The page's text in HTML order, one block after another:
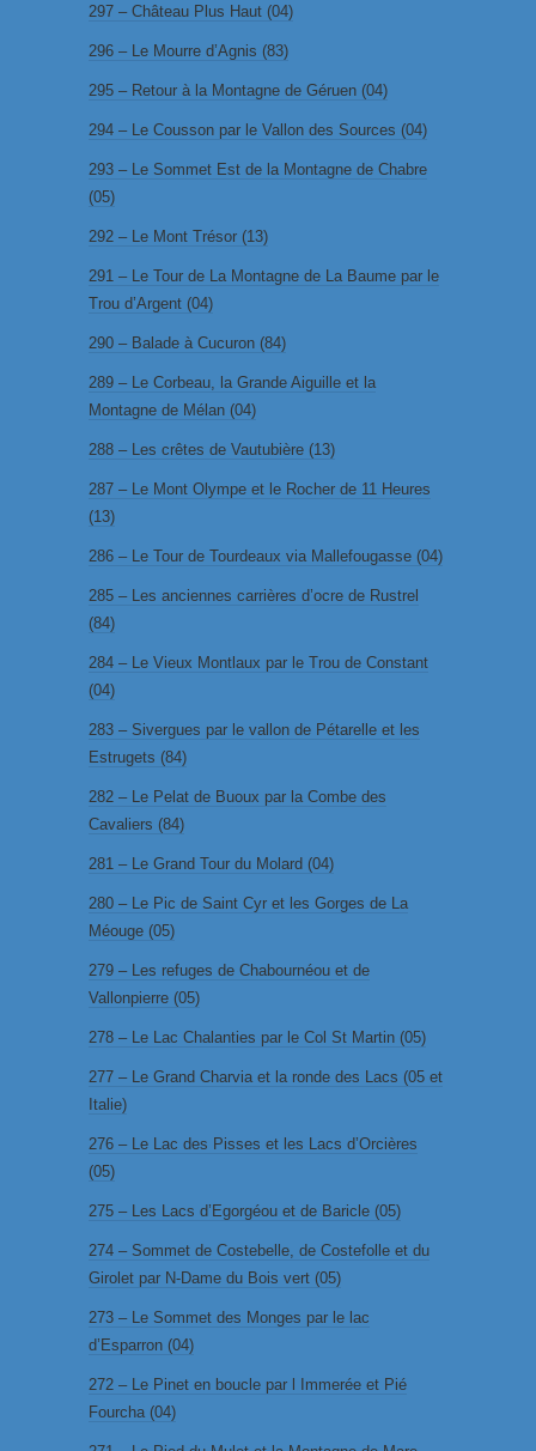
297 – Château Plus Haut (04)
296 – Le Mourre d’Agnis (83)
295 – Retour à la Montagne de Géruen (04)
294 – Le Cousson par le Vallon des Sources (04)
293 – Le Sommet Est de la Montagne de Chabre
(05)
292 – Le Mont Trésor (13)
291 – Le Tour de La Montagne de La Baume par le
Trou d’Argent (04)
290 – Balade à Cucuron (84)
289 – Le Corbeau, la Grande Aiguille et la
Montagne de Mélan (04)
288 – Les crêtes de Vautubière (13)
287 – Le Mont Olympe et le Rocher de 11 Heures
(13)
286 – Le Tour de Tourdeaux via Mallefougasse (04)
285 – Les anciennes carrières d’ocre de Rustrel
(84)
284 – Le Vieux Montlaux par le Trou de Constant
(04)
283 – Sivergues par le vallon de Pétarelle et les
Estrugets (84)
282 – Le Pelat de Buoux par la Combe des
Cavaliers (84)
281 – Le Grand Tour du Molard (04)
280 – Le Pic de Saint Cyr et les Gorges de La
Méouge (05)
279 – Les refuges de Chabournéou et de
Vallonpierre (05)
278 – Le Lac Chalanties par le Col St Martin (05)
277 – Le Grand Charvia et la ronde des Lacs (05 et
Italie)
276 – Le Lac des Pisses et les Lacs d’Orcières
(05)
275 – Les Lacs d’Egorgéou et de Baricle (05)
274 – Sommet de Costebelle, de Costefolle et du
Girolet par N-Dame du Bois vert (05)
273 – Le Sommet des Monges par le lac
d’Esparron (04)
272 – Le Pinet en boucle par l Immerée et Pié
Fourcha (04)